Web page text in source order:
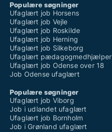
Populære søgninger
Ufaglært job Horsens
Ufaglært job Vejle
Ufaglært job Roskilde
Ufaglært job Herning
Ufaglært job Silkeborg
Ufaglært pædagogmedhjælper
Ufaglært job Odense over 18
Job Odense ufaglært
Populære søgninger
Ufaglært job Viborg
Job i udlandet ufaglært
Ufaglært job Bornholm
Job i Grønland ufaglært